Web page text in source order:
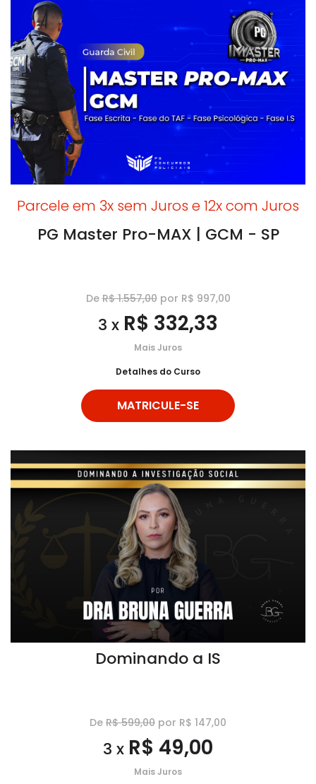
Parcele em 3x sem Juros e 12x com Juros
PG Master Pro-MAX | GCM - SP
DeR$ 1.557,00por R$ 997,00
3 x R$ 332,33
Mais Juros
Detalhes do Curso
MATRICULE-SE
Dominando a IS
De R$ 599,00 por R$ 147,00
3 x R$ 49,00
Mais Juros